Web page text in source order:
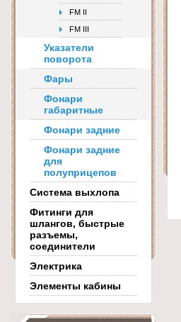
FM II
FM III
Указатели
поворота
Фары
Фонари
габаритные
Фонари задние
Фонари задние
для
полуприцепов
Система выхлопа
Фитинги для
шлангов, быстрые
разъемы,
соединители
Электрика
Элементы кабины